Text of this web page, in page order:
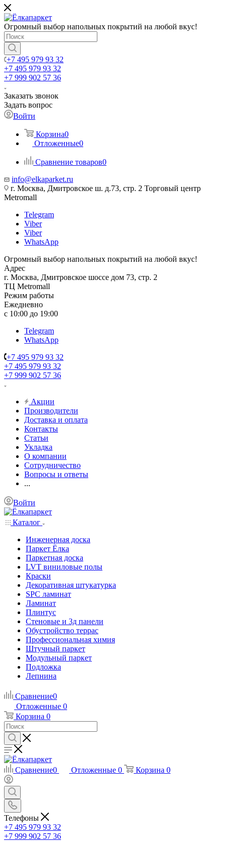
Огромный выбор напольных покрытий на любой вкус!
+7 495 979 93 32
+7 495 979 93 32
+7 999 902 57 36
Заказать звонок
Задать вопрос
Войти
Корзина0
Отложенные0
Сравнение товаров0
info@elkaparket.ru
г. Москва, Дмитровское ш. д.73, стр. 2 Торговый центр
Metromall
Telegram
Viber
Viber
WhatsApp
Огромный выбор напольных покрытий на любой вкус!
Адрес
г. Москва, Дмитровское шоссе дом 73, стр. 2
ТЦ Metromall
Режим работы
Ежедневно
с 10:00 до 19:00
Telegram
WhatsApp
+7 495 979 93 32
+7 495 979 93 32
+7 999 902 57 36
Акции
Производители
Доставка и оплата
Контакты
Статьи
Укладка
О компании
Сотрудничество
Вопросы и ответы
...
Войти
Каталог
Инженерная доска
Паркет Ёлка
Паркетная доска
LVT виниловые полы
Краски
Декоративная штукатурка
SPC ламинат
Ламинат
Плинтус
Стеновые и 3д панели
Обустройство террас
Профессиональная химия
Штучный паркет
Модульный паркет
Подложка
Лепнина
Сравнение0
Отложенные 0
Корзина 0
Сравнение0 Отложенные 0 Корзина 0
Телефоны
+7 495 979 93 32
+7 999 902 57 36